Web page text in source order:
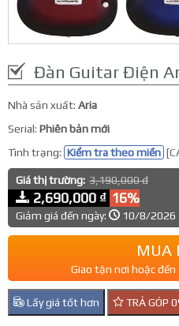
Đàn Guitar Điện
Nhà sản xuất: Aria
Serial: Phiên bản mới
Tình trạng: Kiểm tra theo miền
Giá thị trường: 3,190,000 đ
2,690,000 ₫ 16%
Giảm giá đến ngày: 10/8/2026
MUA
Giao tận nơi hoặc
Lấy giá tốt hơn TRẢ GÓP